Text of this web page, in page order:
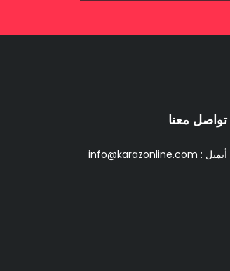
تواصل معنا
أيميل : info@karazonline.com